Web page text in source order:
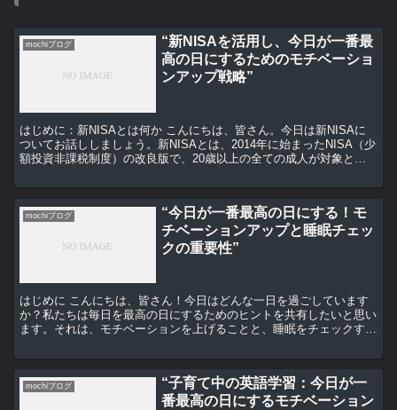
mochiブログ
“新NISAを活用し、今日が一番最
高の日にするためのモチベーショ
ンアップ戦略”
はじめに：新NISAとは何か こんにちは、皆さん。今日は新NISAに
ついてお話ししましょう。新NISAとは、2014年に始まったNISA（少
額投資非課税制度）の改良版で、20歳以上の全ての成人が対象とな
mochiブログ
“今日が一番最高の日にする！モ
チベーションアップと睡眠チェッ
クの重要性”
はじめに こんにちは、皆さん！今日はどんな一日を過ごしています
か？私たちは毎日を最高の日にするためのヒントを共有したいと思い
ます。それは、モチベーションを上げることと、睡眠をチェックする
mochiブログ
“子育て中の英語学習：今日が一
番最高の日にするモチベーション